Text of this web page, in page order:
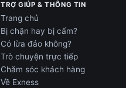
TRỢ GIÚP & THÔNG TIN
Trang chủ
Bị chặn hay bị cấm?
Có lừa đảo không?
Trò chuyện trực tiếp
Chăm sóc khách hàng
Về Exness